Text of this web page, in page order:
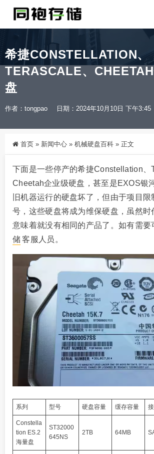
希捷CONSTELLATION、
TERASCALE、
盘
作者：tongpao 日期：2024年10月10日 下午3:45
首页 » 新闻中心 » 机械硬盘百科 » 正文
下面是一些停产的希捷Constellation、
Cheetah企业级硬盘，甚至是EXOS银
旧机器运行的硬盘坏了，但由于项目
号，这些硬盘将成为维保硬盘，虽然时
意味着就没有相同的产品了。如有需要
储 客服人员。
系列 型号 硬盘容量 缓存容量
Constella
tion ES.2
海量盘
ST32000
645NS
2TB 64MB